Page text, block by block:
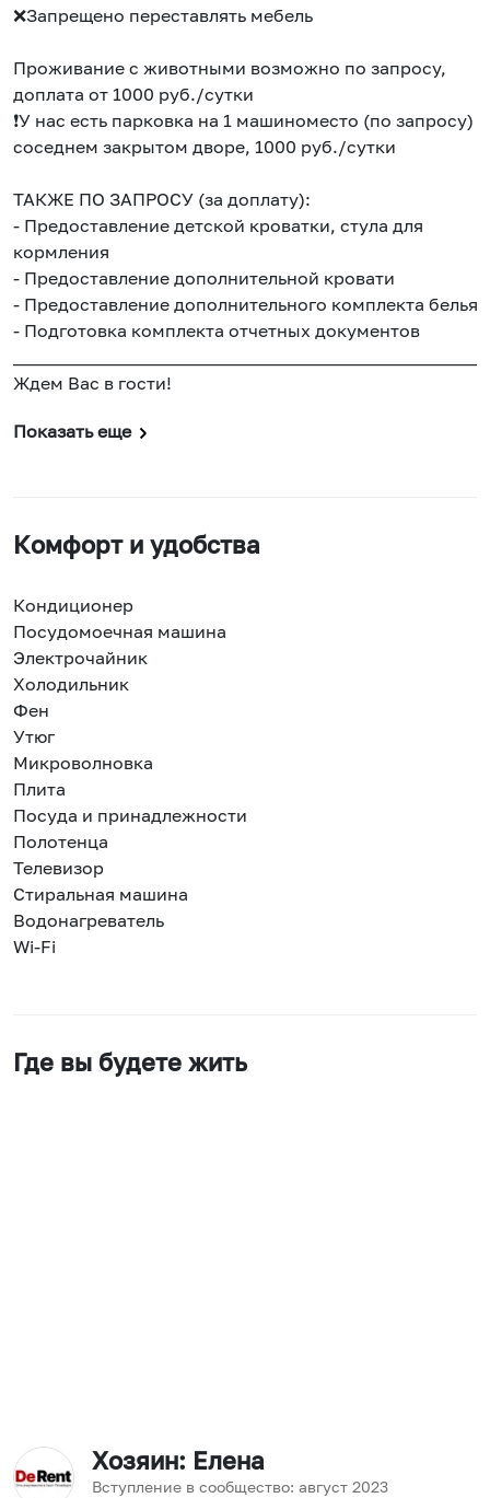
❌Запрещено переставлять мебель
Проживание с животными возможно по запросу,
доплата от 1000 руб./сутки
❗️У нас есть парковка на 1 машиноместо (по запросу) в
соседнем закрытом дворе, 1000 руб./сутки
ТАКЖЕ ПО ЗАПРОСУ (за доплату):
- Предоставление детской кроватки, стула для
кормления
- Предоставление дополнительной кровати
- Предоставление дополнительного комплекта белья
- Подготовка комплекта отчетных документов
Ждем Вас в гости!
Показать еще
Комфорт и удобства
Кондиционер
Посудомоечная машина
Электрочайник
Холодильник
Фен
Утюг
Микроволновка
Плита
Посуда и принадлежности
Полотенца
Телевизор
Стиральная машина
Водонагреватель
Wi-Fi
Где вы будете жить
Хозяин: Елена
Вступление в сообщество: август 2023